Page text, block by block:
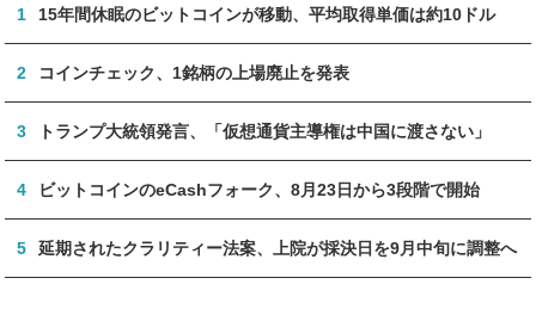
1 15年間休眠のビットコインが移動、平均取得単価は約10ドル
2 コインチェック、1銘柄の上場廃止を発表
3 トランプ大統領発言、「仮想通貨主導権は中国に渡さない」
4 ビットコインのeCashフォーク、8月23日から3段階で開始
5 延期されたクラリティー法案、上院が採決日を9月中旬に調整へ